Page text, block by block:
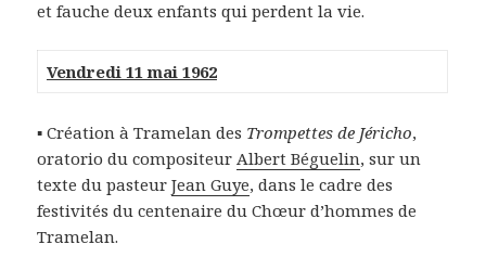
et fauche deux enfants qui perdent la vie.
Vendredi 11 mai 1962
▪ Création à Tramelan des Trompettes de Jéricho,
oratorio du compositeurAlbert Béguelin, sur un
texte du pasteurJean Guye, dans le cadre des
festivités du centenaire du Chœur d’hommes de
Tramelan.